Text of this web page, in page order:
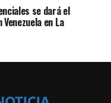
se dará el
en La